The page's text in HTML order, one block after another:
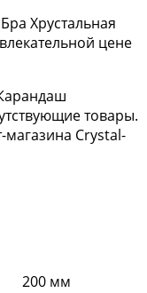
Хрустальная
цене
товары.
Crystal-
200 мм